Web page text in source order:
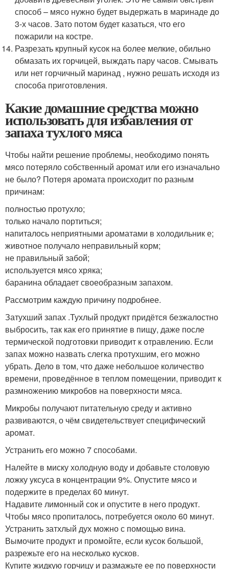
способ – мясо нужно будет выдержать в маринаде до
3-х часов. Зато потом будет казаться, что его
пожарили на костре.
Разрезать крупный кусок на более мелкие, обильно
обмазать их горчицей, выждать пару часов. Смывать
или нет горчичный маринад , нужно решать исходя из
способа приготовления.
Какие домашние средства можно
использовать для избавления от
запаха тухлого мяса
Чтобы найти решение проблемы, необходимо понять
мясо потеряло собственный аромат или его изначально
не было? Потеря аромата происходит по разным
причинам:
полностью протухло;
только начало портиться;
напиталось неприятными ароматами в холодильник е;
животное получало неправильный корм;
не правильный забой;
используется мясо хряка;
баранина обладает своеобразным запахом.
Рассмотрим каждую причину подробнее.
Затухший запах .Тухлый продукт придётся безжалостно
выбросить, так как его принятие в пищу, даже после
термической подготовки приводит к отравлению. Если
запах можно назвать слегка протухшим, его можно
убрать. Дело в том, что даже небольшое количество
времени, проведённое в теплом помещении, приводит к
размножению микробов на поверхности мяса.
Микробы получают питательную среду и активно
развиваются, о чём свидетельствует специфический
аромат.
Устранить его можно 7 способами.
Налейте в миску холодную воду и добавьте столовую
ложку уксуса в концентрации 9%. Опустите мясо и
подержите в пределах 60 минут.
Надавите лимонный сок и опустите в него продукт.
Чтобы мясо пропиталось, потребуется около 60 минут.
Устранить затхлый дух можно с помощью вина.
Вымочите продукт и промойте, если кусок большой,
разрежьте его на несколько кусков.
Купите жидкую горчицу и размажьте ее по поверхности